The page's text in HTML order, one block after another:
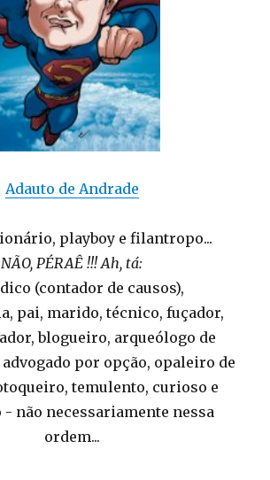
Adauto de Andrade
playboy e filantropo...
NÃO, PÉRAÊ !!! Ah, tá:
(contador de causos),
pai, marido, técnico, fuçador,
blogueiro, arqueólogo de
por opção, opaleiro de
temulento, curioso e
- não necessariamente nessa
ordem...